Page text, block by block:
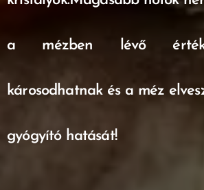
a mézben lévő
károsodhatnak és a méz
gyógyító hatását!